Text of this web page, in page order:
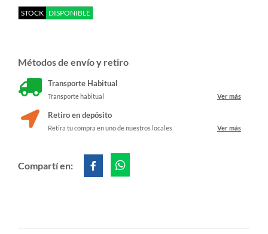
STOCK DISPONIBLE
Métodos de envío y retiro
Transporte Habitual
Transporte habitual Ver más
Retiro en depósito
Retira tu compra en uno de nuestros locales Ver más
Compartí en: